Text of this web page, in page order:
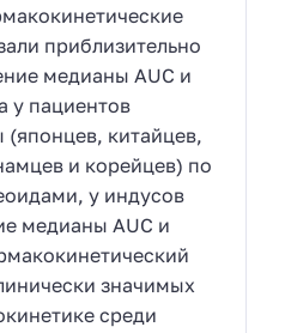
приблизительно
медианы AUC и
у пациентов
китайцев,
и корейцев) по
у индусов
медианы AUC и
значимых
среди